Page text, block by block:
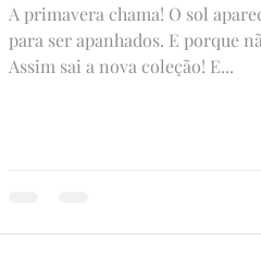
A primavera chama! O sol
para ser apanhados. E porque
Assim sai a nova coleção! E...